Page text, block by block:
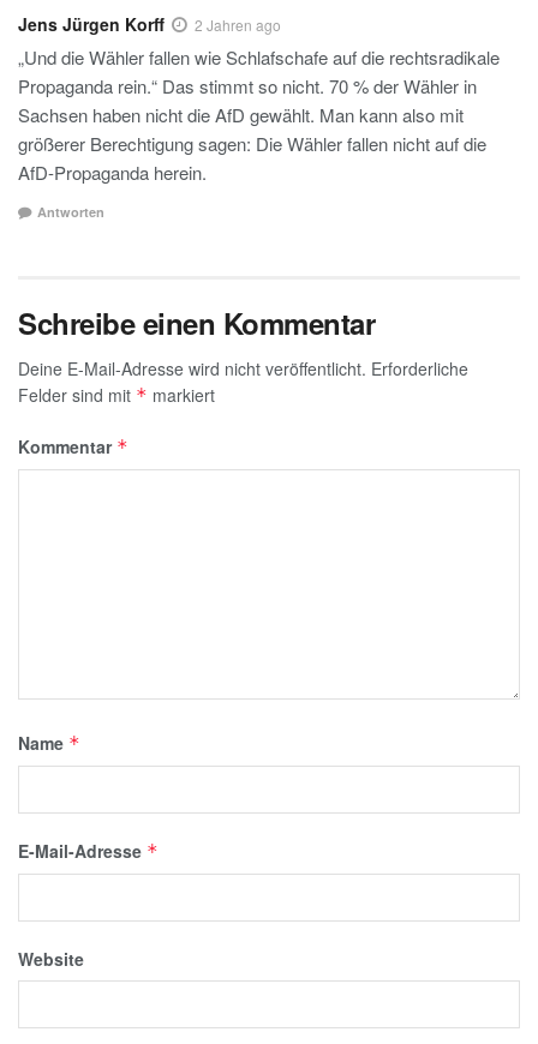
Jens Jürgen Korff 2 Jahren ago
„Und die Wähler fallen wie Schlafschafe auf die rechtsradikale
Propaganda rein.“ Das stimmt so nicht. 70 % der Wähler in
Sachsen haben nicht die AfD gewählt. Man kann also mit
größerer Berechtigung sagen: Die Wähler fallen nicht auf die
AfD-Propaganda herein.
Antworten
Schreibe einen Kommentar
Deine E-Mail-Adresse wird nicht veröffentlicht. Erforderliche
Felder sind mit * markiert
Kommentar *
Name *
E-Mail-Adresse *
Website